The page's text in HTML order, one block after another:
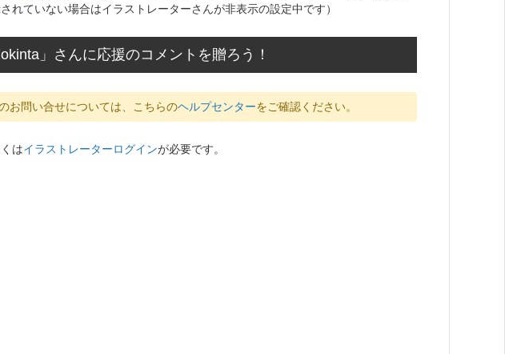
れていない場合はイラストレーターさんが非表示の設定中です）
」さんに応援のコメントを贈ろう！
お問い合せについては、こちらのヘルプセンターをご確認ください。
くはイラストレーターログインが必要です。